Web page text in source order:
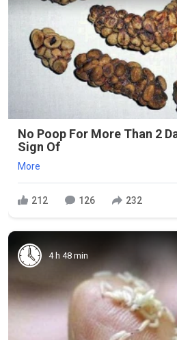
No Poop For More Than 2
Sign Of
More
212 126 232
4 h 48 min